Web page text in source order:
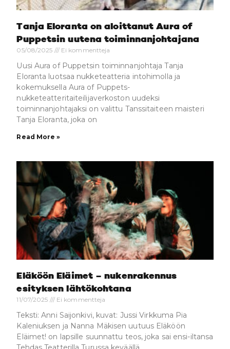
Tanja Eloranta on aloittanut Aura of
Puppetsin uutena toiminnanjohtajana
05/08/2025 Ei kommentteja
Uusi Aura of Puppetsin toiminnanjohtaja Tanja
Eloranta luotsaa nukketeatteria intohimolla ja
kokemuksella Aura of Puppets-
nukketeatteritaiteilijaverkoston uudeksi
toiminnanjohtajaksi on valittu Tanssitaiteen maisteri
Tanja Eloranta, joka on
Read More »
Eläköön Eläimet – nukenrakennus
esityksen lähtökohtana
11/07/2025 Ei kommentteja
Teksti: Anni Saijonkivi, kuvat: Jussi Virkkuma Pia
Kaleniuksen ja Nanna Mäkisen uutuus Eläköön
Eläimet! on lapsille suunnattu teos, joka sai ensi-iltansa